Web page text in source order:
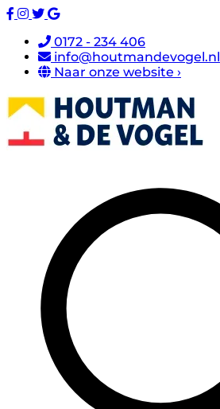
0172 - 234 406
info@houtmandevogel.nl
Naar onze website ›